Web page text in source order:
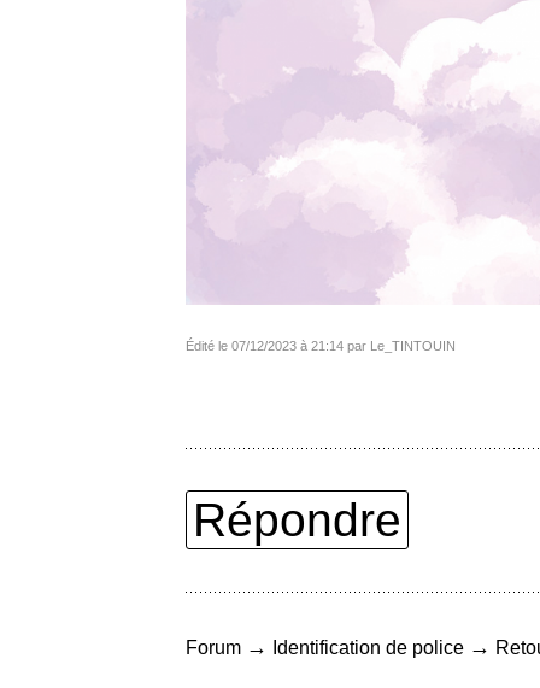
Édité le 07/12/2023 à 21:14 par Le_TINTOUIN
Répondre
Forum → Identification de police →